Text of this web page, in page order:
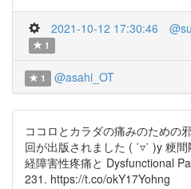
2021-10-12 17:30:46
1
1 @asahi_OT
ココロとカラダの痛みのための
回が出版されました ( ˙▿˙ )y 粳
経障害性疼痛と Dysfunctional
231. https://t.co/okY17Yohng